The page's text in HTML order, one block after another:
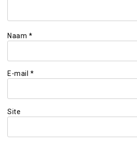
Naam *
E-mail *
Site